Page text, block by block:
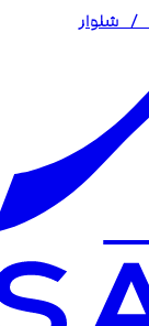
/ شلوار